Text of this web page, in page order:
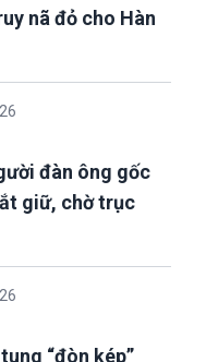
nã đỏ cho Hàn
đàn ông gốc
giữ, chờ trục
“đòn kép”